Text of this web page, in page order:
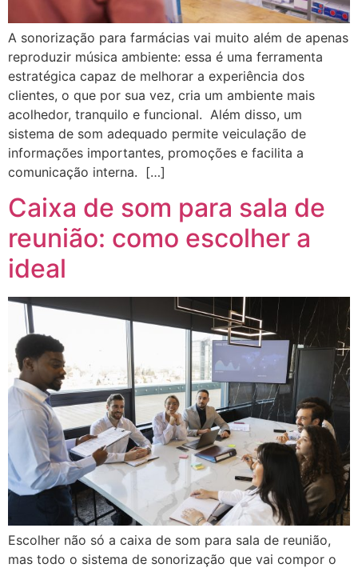
A sonorização para farmácias vai muito além de apenas
reproduzir música ambiente: essa é uma ferramenta
estratégica capaz de melhorar a experiência dos
clientes, o que por sua vez, cria um ambiente mais
acolhedor, tranquilo e funcional. Além disso, um
sistema de som adequado permite veiculação de
informações importantes, promoções e facilita a
comunicação interna. […]
Caixa de som para sala de
reunião: como escolher a
ideal
Escolher não só a caixa de som para sala de reunião,
mas todo o sistema de sonorização que vai compor o